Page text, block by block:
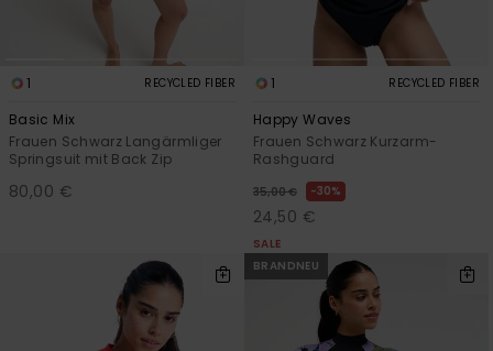
1 RECYCLED FIBER
Basic Mix
Frauen Schwarz Langärmliger
Springsuit mit Back Zip
80,00 €
1 RECYCLED FIBER
Happy Waves
Frauen Schwarz Kurzarm-
Rashguard
35,00 € 30%
24,50 €
SALE
BRANDNEU